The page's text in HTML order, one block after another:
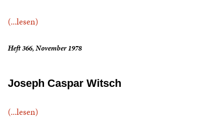
(...lesen)
Heft 366, November 1978
Joseph Caspar Witsch
(...lesen)